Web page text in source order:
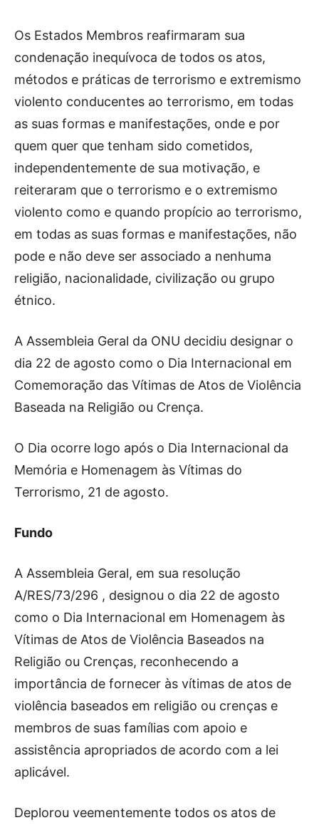
Os Estados Membros reafirmaram sua
condenação inequívoca de todos os atos,
métodos e práticas de terrorismo e extremismo
violento conducentes ao terrorismo, em todas
as suas formas e manifestações, onde e por
quem quer que tenham sido cometidos,
independentemente de sua motivação, e
reiteraram que o terrorismo e o extremismo
violento como e quando propício ao terrorismo,
em todas as suas formas e manifestações, não
pode e não deve ser associado a nenhuma
religião, nacionalidade, civilização ou grupo
étnico.
A Assembleia Geral da ONU decidiu designar o
dia 22 de agosto como o Dia Internacional em
Comemoração das Vítimas de Atos de Violência
Baseada na Religião ou Crença.
O Dia ocorre logo após o Dia Internacional da
Memória e Homenagem às Vítimas do
Terrorismo, 21 de agosto.
Fundo
A Assembleia Geral, em sua resolução
A/RES/73/296 , designou o dia 22 de agosto
como o Dia Internacional em Homenagem às
Vítimas de Atos de Violência Baseados na
Religião ou Crenças, reconhecendo a
importância de fornecer às vítimas de atos de
violência baseados em religião ou crenças e
membros de suas famílias com apoio e
assistência apropriados de acordo com a lei
aplicável.
Deplorou veementemente todos os atos de